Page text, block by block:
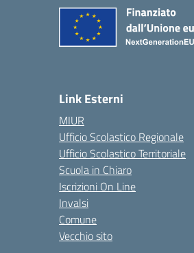
Link Esterni
MIUR
Ufficio Scolastico Regionale
Ufficio Scolastico Territoriale
Scuola in Chiaro
Iscrizioni On Line
Invalsi
Comune
Vecchio sito